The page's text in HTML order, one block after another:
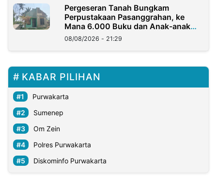
Pergeseran Tanah Bungkam
Perpustakaan Pasanggrahan, ke
Mana 6.000 Buku dan Anak-anak
Kini?
08/08/2026 - 21:29
KABAR PILIHAN
Purwakarta
Sumenep
Om Zein
Polres Purwakarta
Diskominfo Purwakarta